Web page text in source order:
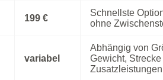
199 €
Schnellste
ohne
variabel
Abhängig von
Gewicht, Strecke